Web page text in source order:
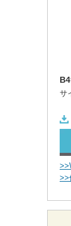
>>